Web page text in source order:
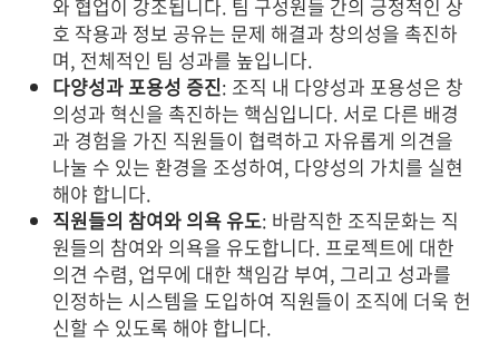
와 협업이 강조됩니다. 팀 구성원들 간의 긍정적인 상
호 작용과 정보 공유는 문제 해결과 창의성을 촉진하
며, 전체적인 팀 성과를 높입니다.
다양성과 포용성 증진: 조직 내 다양성과 포용성은 창
의성과 혁신을 촉진하는 핵심입니다. 서로 다른 배경
과 경험을 가진 직원들이 협력하고 자유롭게 의견을
나눌 수 있는 환경을 조성하여, 다양성의 가치를 실현
해야 합니다.
직원들의 참여와 의욕 유도: 바람직한 조직문화는 직
원들의 참여와 의욕을 유도합니다. 프로젝트에 대한
의견 수렴, 업무에 대한 책임감 부여, 그리고 성과를
인정하는 시스템을 도입하여 직원들이 조직에 더욱 헌
신할 수 있도록 해야 합니다.